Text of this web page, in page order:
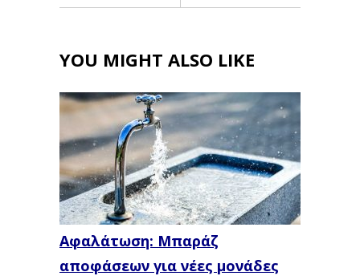
YOU MIGHT ALSO LIKE
Αφαλάτωση: Μπαράζ
αποφάσεων για νέες μονάδες